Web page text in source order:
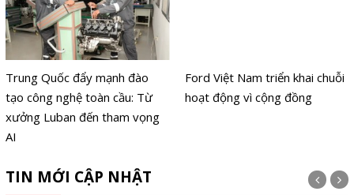
Trung Quốc đẩy mạnh đào
tạo công nghệ toàn cầu: Từ
xưởng Luban đến tham vọng
AI
Ford Việt Nam triển khai chuỗi
hoạt động vì cộng đồng
TIN MỚI CẬP NHẬT